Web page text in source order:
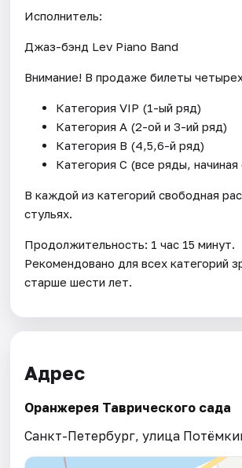
Исполнитель:
Джаз-бэнд Lev Piano Band
Внимание! В продаже билеты
Категория VIP (1-ый ряд)
Категория А (2-ой и 3-ий ряд)
Категория В (4,5,6-й ряд)
Категория C (все ряды, начиная
В каждой из категорий свободная
стульях.
Продолжительность: 1 час 15 минут.
Рекомендовано для всех категорий
старше шести лет.
Адрес
Оранжерея Таврического сада
Санкт-Петербург, улица